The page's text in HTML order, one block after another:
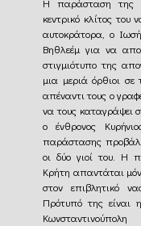
Η παράσταση της
κεντρικό κλίτος
αυτοκράτορα, ο
Βηθλεέμ για να
στιγμιότυπο της
μια μεριά όρθιοι
απέναντι τους ο
να τους καταγράψει
ο ένθρονος
παράστασης
οι δύο γιοί του. Η
Κρήτη απαντάται
στον επιβλητικό
Πρότυπό της
Κωνσταντινούπολη